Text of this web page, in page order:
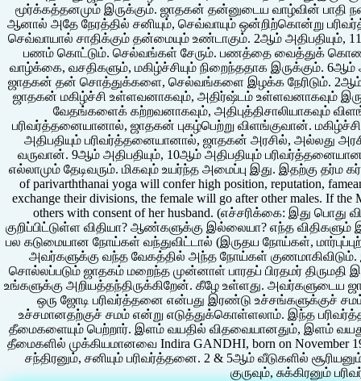
மூர்க்கத்தனமும் இருக்கும். ஜாதகன் தன்னுடைய வாழ்வின்
ஆனால் அதே நேரத்தில் சனியும், செவ்வாயும் ஒன்றிற்கொன்று
செவ்வாயால் சாதிக்கும் தன்மையும் உண்டாகும். 2ஆம் அதிபதியும்,
பணம் கொட்டும். செல்வங்கள் சேரும். பணத்தை வைத்துக்
வாழ்க்கை, வசதிகளும், மகிழ்ச்சியும் நிறைந்ததாக இருக்கும். 6ஆம்
ஜாதகன் தன் சொத்துக்களை, செல்வங்களை இழக்க நேரிடும். 2ஆம்
ஜாதகன் மகிழ்ச்சி உள்ளவனாகவும், அதிர்ஷ்டம் உள்ளவனாகவும்
வேதங்களைக் கற்றவனாகவும், அதிபுத்திசாலியாகவும்
பரிவர்த்தனையானால், ஜாதகன் புகழ்பெற்று விளங்குவான்.
அதிபதியும் பரிவர்த்தனையானால், ஜாதகன் அரசில், அல்லது
வருவான். 9ஆம் அதிபதியும், 10ஆம் அதிபதியும்
எல்லாமும் தேடிவரும். மிகவும் உயர்ந்த அமைப்பு இது. இதற்கு தர்ம
of parivarththanai yoga will confer high position, reputation,
exchange their divisions, the female will go after other males. If
others with consent of her husband. (எச்சரிக்கை: இது
குறிப்பிட்டுள்ள விதியா? ஆண்களுக்கு இல்லையா? எந்த
பல கடுமையான நோய்கள் வந்துவிட்டால் (இருதய நோய்கள்,
அவர்களுக்கு வந்த வேகத்தில் அந்த நோய்கள்
சொல்லப்படும் ஜாதகம் மறைந்த முன்னாள் பாரதப் பிரதமர்
உங்களுக்கு அறியத்தந்திருக்கிறேன். கீழே உள்ளது. அவர்களுடைய
ஒரு ஜோடி பரிவர்த்தனை என்பது இரண்டு உச்சங்களுக்குச்
உச்சமானதற்குச் சமம் என்று எடுத்துக்கொள்ளலாம். இந்த
தீமைகளையும் பெற்றார். இளம் வயதில் விதவையானதும், இளம்
தீமைகளில் முக்கியமானவை Indira GANDHI, born on November
சந்திரனும், சனியும் பரிவர்த்தனை. 2 & 5ஆம் வீடுகளில்
குருவும், சுக்கிரனும்